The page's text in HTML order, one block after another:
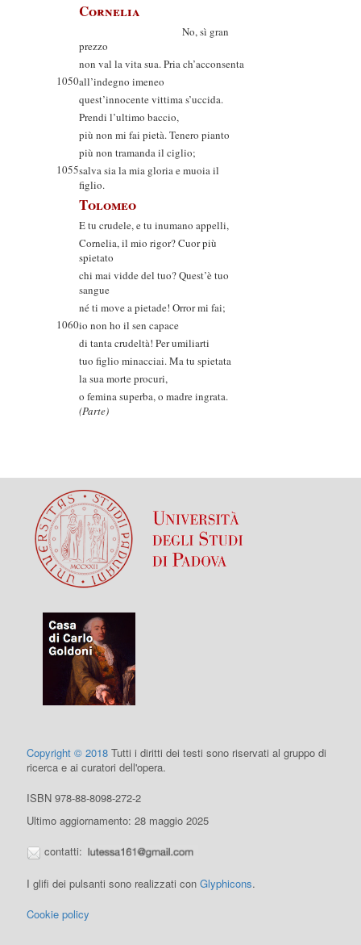
Cornelia
No, sì gran
prezzo
non val la vita sua. Pria ch’acconsenta
1050all’indegno imeneo
quest’innocente vittima s’uccida.
Prendi l’ultimo baccio,
più non mi fai pietà. Tenero pianto
più non tramanda il ciglio;
1055salva sia la mia gloria e muoia il
figlio.
Tolomeo
E tu crudele, e tu inumano appelli,
Cornelia, il mio rigor? Cuor più
spietato
chi mai vidde del tuo? Quest’è tuo
sangue
né ti move a pietade! Orror mi fai;
1060io non ho il sen capace
di tanta crudeltà! Per umiliarti
tuo figlio minacciai. Ma tu spietata
la sua morte procuri,
o femina superba, o madre ingrata.
(Parte)
Copyright © 2018 Tutti i diritti dei testi sono riservati al gruppo di
ricerca e ai curatori dell'opera.
ISBN 978-88-8098-272-2
Ultimo aggiornamento: 28 maggio 2025
contatti:
I glifi dei pulsanti sono realizzati conGlyphicons.
Cookie policy